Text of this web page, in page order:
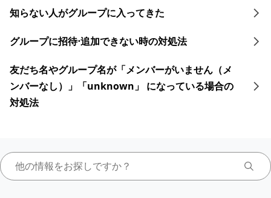
知らない人がグループに入ってきた
グループに招待⋅追加できない時の対処法
友だち名やグループ名が「メンバーがいません（メ
ンバーなし）」「unknown」 になっている場合の
対処法